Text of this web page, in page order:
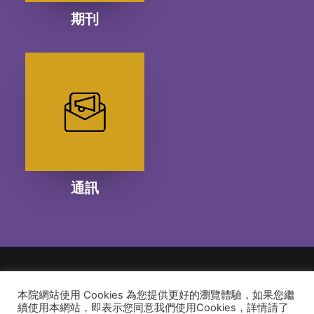
期刊
通訊
© 2026 建道神學院Alliance Bible Seminary. All rights reserved
本院網站使用 Cookies 為您提供更好的瀏覽體驗，如果您繼
續使用本網站，即表示您同意我們使用Cookies，詳情請了